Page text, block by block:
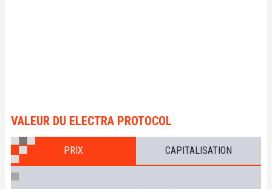
VALEUR DU ELECTRA PROTOCOL
PRIX CAPITALISATION